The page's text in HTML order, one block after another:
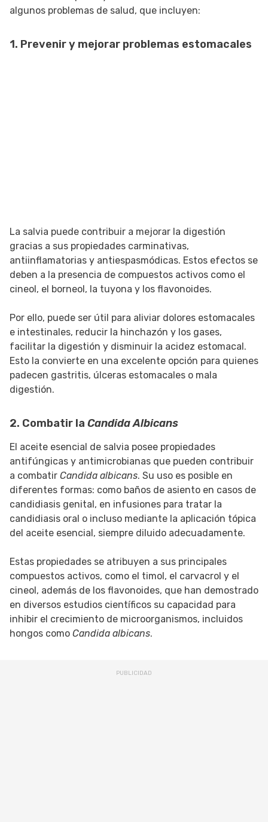
algunos problemas de salud, que incluyen:
1. Prevenir y mejorar problemas estomacales
La salvia puede contribuir a mejorar la digestión
gracias a sus propiedades carminativas,
antiinflamatorias y antiespasmódicas. Estos efectos se
deben a la presencia de compuestos activos como el
cineol, el borneol, la tuyona y los flavonoides.
Por ello, puede ser útil para aliviar dolores estomacales
e intestinales, reducir la hinchazón y los gases,
facilitar la digestión y disminuir la acidez estomacal.
Esto la convierte en una excelente opción para quienes
padecen gastritis, úlceras estomacales o mala
digestión.
2. Combatir la Candida Albicans
El aceite esencial de salvia posee propiedades
antifúngicas y antimicrobianas que pueden contribuir
a combatir Candida albicans. Su uso es posible en
diferentes formas: como baños de asiento en casos de
candidiasis genital, en infusiones para tratar la
candidiasis oral o incluso mediante la aplicación tópica
del aceite esencial, siempre diluido adecuadamente.
Estas propiedades se atribuyen a sus principales
compuestos activos, como el timol, el carvacrol y el
cineol, además de los flavonoides, que han demostrado
en diversos estudios científicos su capacidad para
inhibir el crecimiento de microorganismos, incluidos
hongos como Candida albicans.